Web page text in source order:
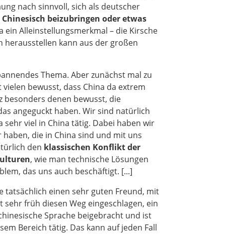
nach sinnvoll, sich als deutscher
Chinesisch beizubringen oder etwas
ein Alleinstellungsmerkmal – die Kirsche
herausstellen kann aus der großen
Thema. Aber zunächst mal zu
bewusst, dass China da extrem
besonders denen bewusst, die
angeguckt haben. Wir sind natürlich
viel in China tätig. Dabei haben wir
die in China sind und mit uns
den klassischen Konflikt der
, wie man technische Lösungen
das uns auch beschäftigt. [...]
tatsächlich einen sehr guten Freund, mit
sehr früh diesen Weg eingeschlagen, ein
Sprache beigebracht und ist
Bereich tätig. Das kann auf jeden Fall